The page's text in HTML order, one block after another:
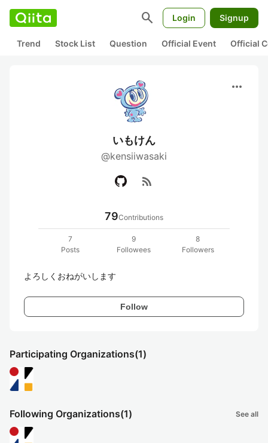
search Login Signup
Trend Stock List Question Official Event Official
more_horiz
いもけん
@kensiiwasaki
rss_feed
79Contributions
7
Posts
9
Followees
8
Followers
よろしくおねがいします
Follow
Participating Organizations(1)
Following Organizations(1) See all